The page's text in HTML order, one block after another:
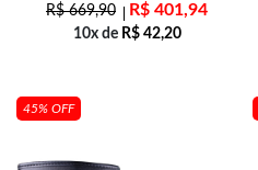
R$669,90 R$ 401,94
10x de R$42,20
45% OFF